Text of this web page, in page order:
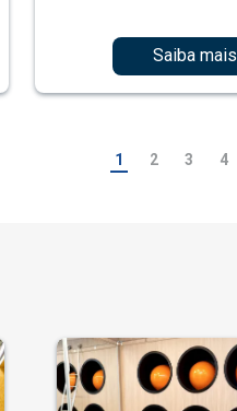
Saiba mais
1 2 3 4